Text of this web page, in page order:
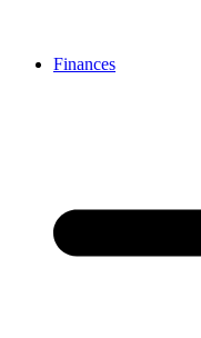
Finances